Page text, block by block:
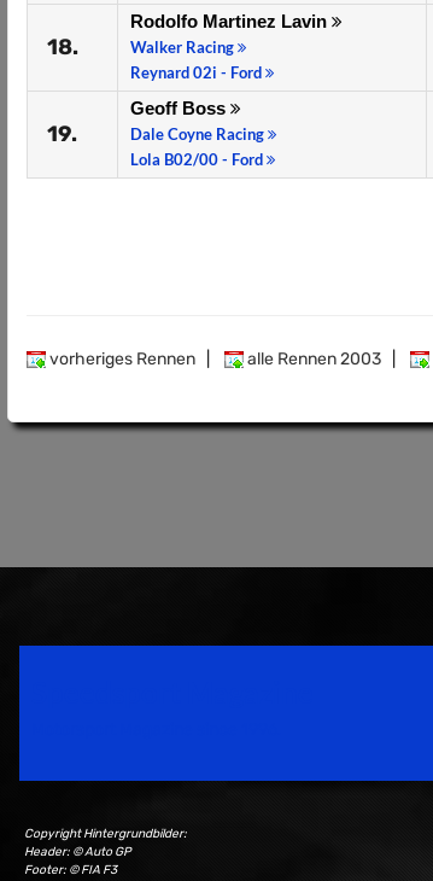
18.
Rodolfo Martinez Lavin
Walker Racing
Reynard 02i - Ford
19.
Geoff Boss
Dale Coyne Racing
Lola B02/00 - Ford
vorheriges Rennen alle Rennen 2003
Copyright Hintergrundbilder:
Header: © Auto GP
Footer: © FIA F3